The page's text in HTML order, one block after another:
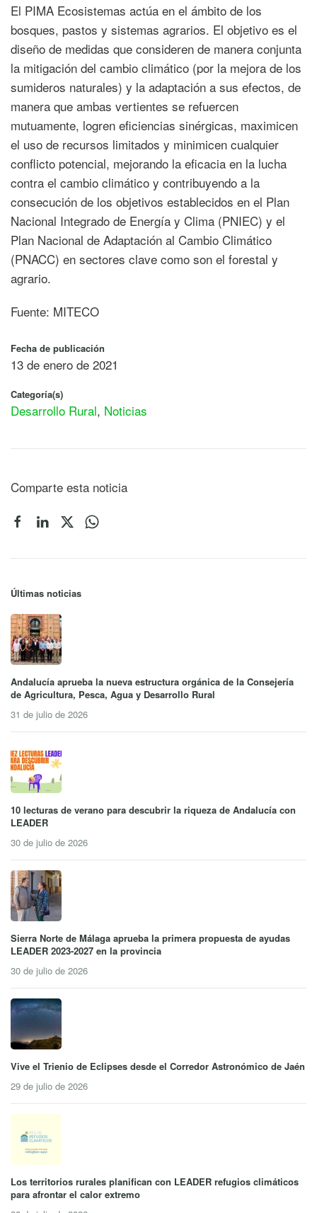
El PIMA Ecosistemas actúa en el ámbito de los
bosques, pastos y sistemas agrarios. El objetivo es el
diseño de medidas que consideren de manera conjunta
la mitigación del cambio climático (por la mejora de los
sumideros naturales) y la adaptación a sus efectos, de
manera que ambas vertientes se refuercen
mutuamente, logren eficiencias sinérgicas, maximicen
el uso de recursos limitados y minimicen cualquier
conflicto potencial, mejorando la eficacia en la lucha
contra el cambio climático y contribuyendo a la
consecución de los objetivos establecidos en el Plan
Nacional Integrado de Energía y Clima (PNIEC) y el
Plan Nacional de Adaptación al Cambio Climático
(PNACC) en sectores clave como son el forestal y
agrario.
Fuente: MITECO
Fecha de publicación
13 de enero de 2021
Categoría(s)
Desarrollo Rural, Noticias
Comparte esta noticia
Últimas noticias
Andalucía aprueba la nueva estructura orgánica de la Consejería
de Agricultura, Pesca, Agua y Desarrollo Rural
31 de julio de 2026
10 lecturas de verano para descubrir la riqueza de Andalucía con
LEADER
30 de julio de 2026
Sierra Norte de Málaga aprueba la primera propuesta de ayudas
LEADER 2023-2027 en la provincia
30 de julio de 2026
Vive el Trienio de Eclipses desde el Corredor Astronómico de Jaén
29 de julio de 2026
Los territorios rurales planifican con LEADER refugios climáticos
para afrontar el calor extremo